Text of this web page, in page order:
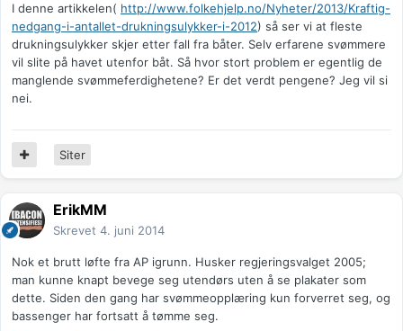
I denne artikkelen( http://www.folkehjelp.no/Nyheter/2013/Kraftig-
nedgang-i-antallet-drukningsulykker-i-2012) så ser vi at fleste
drukningsulykker skjer etter fall fra båter. Selv erfarene svømmere
vil slite på havet utenfor båt. Så hvor stort problem er egentlig de
manglende svømmeferdighetene? Er det verdt pengene? Jeg vil si
nei.
Siter
ErikMM
Skrevet 4. juni 2014
Nok et brutt løfte fra AP igrunn. Husker regjeringsvalget 2005;
man kunne knapt bevege seg utendørs uten å se plakater som
dette. Siden den gang har svømmeopplæring kun forverret seg, og
bassenger har fortsatt å tømme seg.